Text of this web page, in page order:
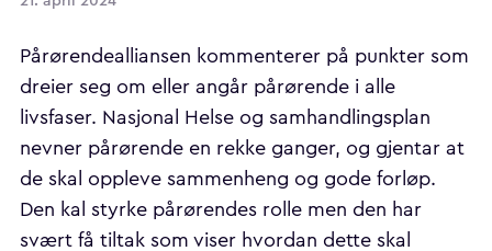
Pårørendealliansen kommenterer på punkter som
dreier seg om eller angår pårørende i alle
livsfaser. Nasjonal Helse og samhandlingsplan
nevner pårørende en rekke ganger, og gjentar at
de skal oppleve sammenheng og gode forløp.
Den kal styrke pårørendes rolle men den har
svært få tiltak som viser hvordan dette skal